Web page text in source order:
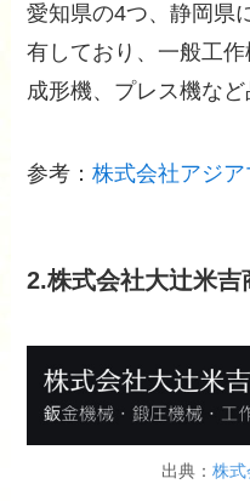
愛知県の4つ、静岡県
有しており、一般工
成形機、プレス機など
参考：株式会社アジ
2.株式会社大辻米吉
出典： 株式